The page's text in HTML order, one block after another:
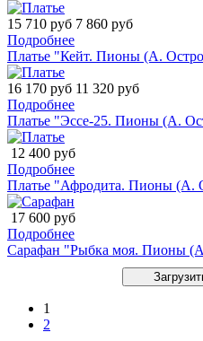
15 710 руб 7 860 руб
Подробнее
Платье "Кейт. Пионы (А.
16 170 руб 11 320 руб
Подробнее
Платье "Эссе-25. Пионы (А.
12 400 руб
Подробнее
Платье "Афродита. Пионы (А.
17 600 руб
Подробнее
Сарафан "Рыбка моя. Пионы
1
2